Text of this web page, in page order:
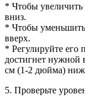
* Чтобы увеличить
вниз.
* Чтобы
вверх.
* Регулируйте его
достигнет
см (1-2 дюйма)
5. Проверьте